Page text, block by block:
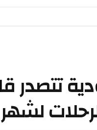
لشهر يونيو